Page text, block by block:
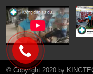
© Copyright 2020 by